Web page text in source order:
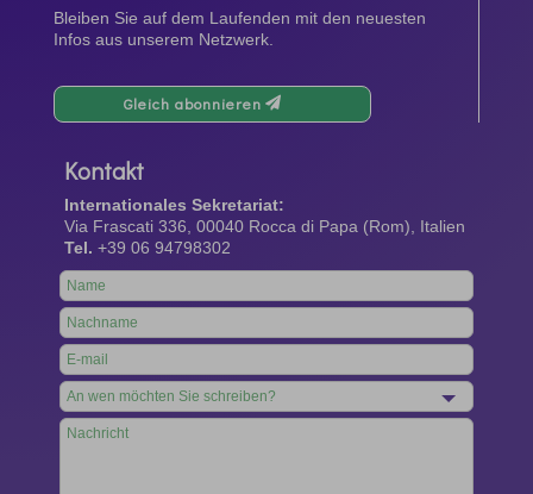
Bleiben Sie auf dem Laufenden mit den neuesten
Infos aus unserem Netzwerk.
Gleich abonnieren
Kontakt
Internationales Sekretariat:
Via Frascati 336, 00040 Rocca di Papa (Rom), Italien
Tel. +39 06 94798302
Leave
this
field
blank